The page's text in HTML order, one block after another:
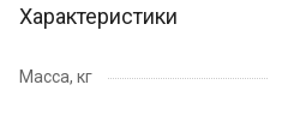
Характеристики
Масса, кг